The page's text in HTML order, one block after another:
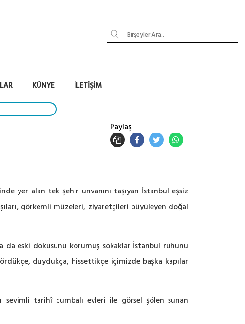
KÜNYE İLETIŞIM
Paylaş
yer alan tek şehir unvanını taşıyan İstanbul eşsiz
görkemli müzeleri, ziyaretçileri büyüleyen doğal
da eski dokusunu korumuş sokaklar İstanbul ruhunu
duydukça, hissettikçe içimizde başka kapılar
sevimli tarihî cumbalı evleri ile görsel şölen sunan